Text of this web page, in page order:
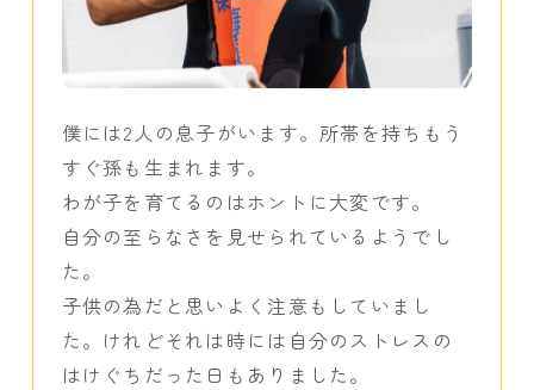
僕には2人の息子がいます。所帯を持ちもう
すぐ孫も生まれます。
わが子を育てるのはホントに大変です。
自分の至らなさを見せられているようでし
た。
子供の為だと思いよく注意もしていまし
た。けれどそれは時には自分のストレスの
はけぐちだった日もありました。